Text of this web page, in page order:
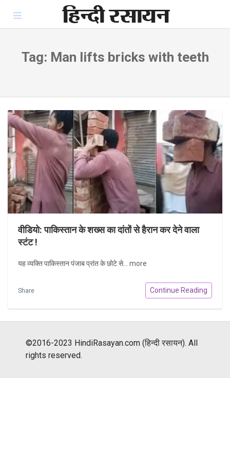
content
Tag: Man lifts bricks with teeth
वीडियो: पाकिस्तान के शख्स का दांतों से हैरान कर देने वाला
स्टंट !
यह व्यक्ति पाकिस्तान पंजाब प्रांत के छोटे से... more
Share Continue Reading
©2016-2023 HindiRasayan.com (हिन्दी रसायन). All
rights reserved.